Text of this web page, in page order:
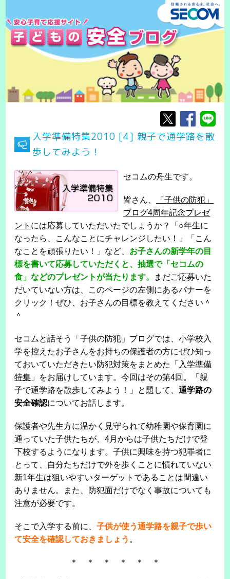
入学準備特集2010 [4] 親子で通学路を散
歩してみよう！
セコムの舟生です。
皆さん、
「子供の防犯」
ブログ4周年記念プレゼ
ント には応募していただいたでしょうか？「○年生に
なったら、こんなことにチャレンジしたい！」「こん
なことを頑張りたい！」など、 お子さんの新学年の目
標を書いて応募していただくと、抽選で「セコムの
食」などのプレゼントが当たります。
まだご応募いた
だいていない方は、このページの左側にあるバナーを
クリック！ぜひ、お子さんの目標を教えてください＾
＾
セコムと話そう「子供の防犯」ブログでは、小学校入
学を控えたお子さんをお持ちの保護者の方にぜひ知っ
ておいていただきたい防犯対策をまとめた「 入学準備
特集 」をお届けしています。今回はその第4回。「親
子で通学路を散歩してみよう！」と題して、通学路の
安全確認についてお話します。
保護者や先生方に温かく見守られて幼稚園や保育園に
通っていた子供たちが、4月からは子供たちだけで登
下校するようになります。子供に興味を持つ犯罪者に
とって、自分たちだけで外を歩くことに慣れていない
新1年生は狙いやすいターゲットであることは間違い
ありません。また、防犯面だけでなく事故についても
注意が必要です。
そこで入学する前に、子供が使う通学路を親子で歩い
て安全を確認しておきましょう 。
＊ ＊ ＊ ＊ ＊ ＊